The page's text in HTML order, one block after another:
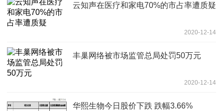
云知声在医疗和家电70%的市占率遭质疑
2020-12-14
丰巢网络被市场监管总局处罚50万元
2020-12-14
华熙生物今日股价下跌 跌幅3.66%